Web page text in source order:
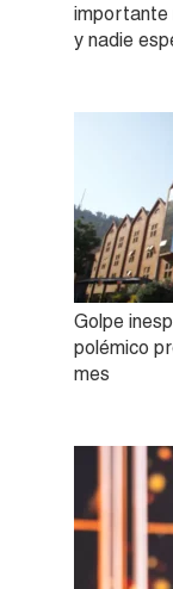
importante
y nadie
Golpe
polémico
mes